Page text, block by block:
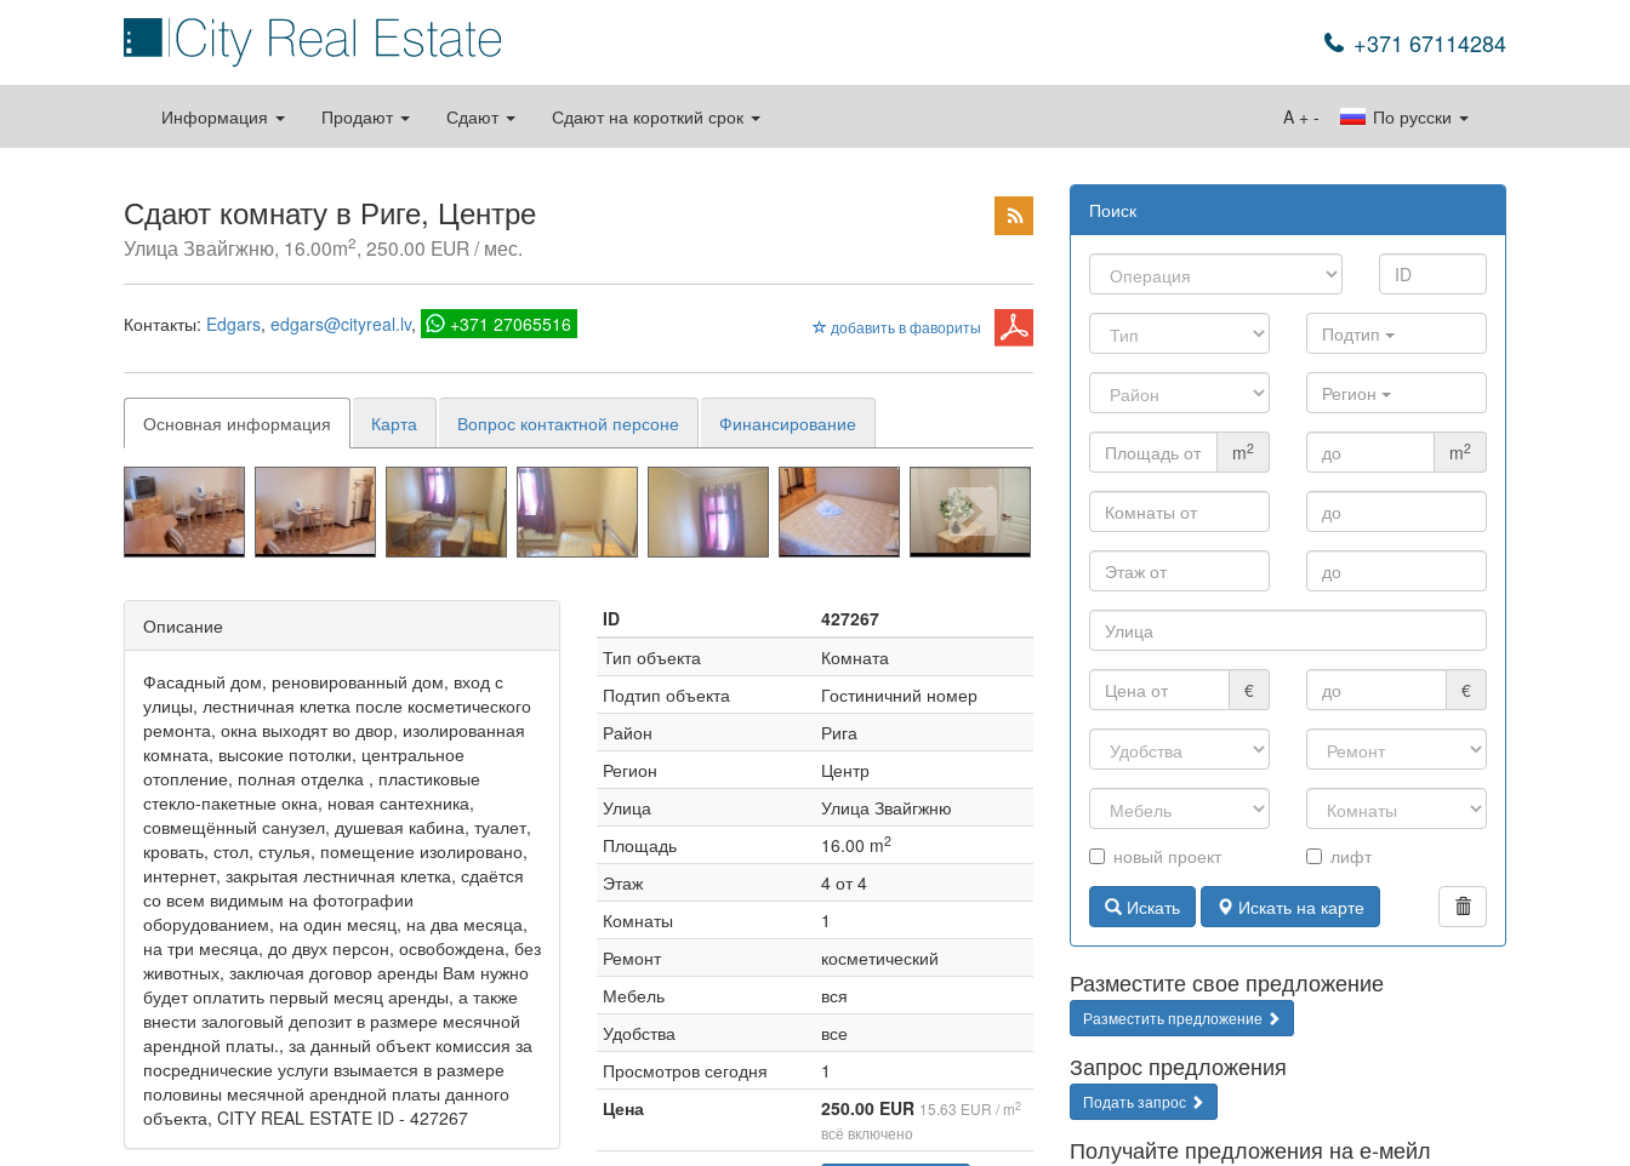
+371 67114284
Информация Продают Сдают Сдают на короткий срок По русски
A + -
Сдают комнату в Риге, Центре
Улица Звайгжню, 16.00m2, 250.00 EUR / мес.
добавить в фавориты
Контакты: Edgars edgars@cityreal.lv +371 27065516
Основная информация Карта Вопрос контактной персоне Финансирование
Описание
Фасадный дом, реновированный дом, вход с
улицы, лестничная клетка после косметического
ремонта, окна выходят во двор, изолированная
комната, высокие потолки, центральное
отопление, полная отделка , пластиковые
стекло-пакетные окна, новая сантехника,
совмещённый санузел, душевая кабина, туалет,
кровать, стол, стулья, помещение изолировано,
интернет, закрытая лестничная клетка, сдаётся
со всем видимым на фотографии
оборудованием, на один месяц, на два месяца,
на три месяца, до двух персон, освобождена, без
животных, заключая договор аренды Вам нужно
будет оплатить первый месяц аренды, а также
внести залоговый депозит в размере месячной
арендной платы., за данный объект комиссия за
посреднические услуги взымается в размере
половины месячной арендной платы данного
объекта, CITY REAL ESTATE ID - 427267
ID
427267
Тип объекта
Комната
Подтип объекта
Гостиничний номер
Район
Рига
Регион
Центр
Улица
Улица Звайгжню
Площадь
16.00 m2
Этаж
4 от 4
Комнаты
1
Ремонт
косметический
Мебель
вся
Удобства
все
Просмотров сегодня
1
Цена
250.00 EUR 15.63 EUR / m2
всё включено
Поиск
Подтип
Регион
m2 m2
€ €
новый проект лифт
Искать Искать на карте
Разместите свое предложение
Разместить предложение
Запрос предложения
Подать запрос
Получайте предложения на е-мейл